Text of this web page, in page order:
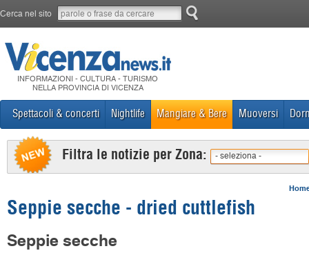
Cerca nel sito
INFORMAZIONI - CULTURA - TURISMO
NELLA PROVINCIA DI VICENZA
Spettacoli & concerti Nightlife Mangiare & Bere Muoversi
Filtra le notizie per Zona: - seleziona -
Seppie secche - dried cuttlefish
Seppie secche